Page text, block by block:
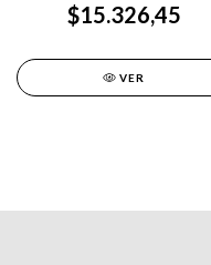
$15.326,45
VER